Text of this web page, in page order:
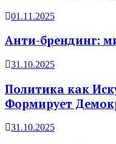
01.11.2025
Анти-брендинг:
31.10.2025
Политика как
Формирует
31.10.2025